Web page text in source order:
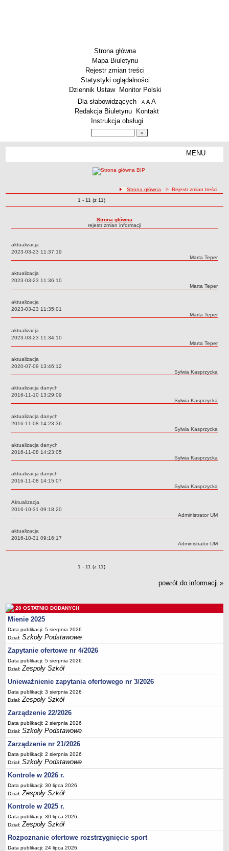
Strona główna
Mapa Biuletynu
Rejestr zmian treści
Statystyki oglądalności
Dziennik Ustaw
Monitor Polski
Menu dodatkowe
Dla słabowidzących A pomniejsz czcionkę
A standardowy rozmiar czcionki
A
Redakcja Biuletynu
Kontakt
Instrukcja obsługi
MENU
Techniczne Zakłady Naukowe
PRZEDSZKOLA
ARCHIWUM SZKÓŁ I PLACÓWEK
Zlikwidowane gimnazja
Przekształcone szkoły i placówki
Wielofunkcyjna Placówka
SPECJALNE OŚRODKI SZKOLNO-WYCHOWAWCZE
Specjalny Ośrodek nr 1
BURSA MIEJSKA
Dane podstawowe
Statut
Majątek
Godziny dyżurów
Zarządzenia
Kontrole
Sprawozdania
PORADNIE PSYCHOLOGICZNO-PEDAGOGICZNE
Zespół Poradni
BIURO FINANSÓW OŚWIATY
Dane podstawowe
Majątek
Godziny dyżurów
Kontrole
PONOWNE WYKORZYSTYWANIE
Sprawozdania
Deklaracja dostępności
DEKLARACJA DOSTĘPNOŚCI
OŚWIADCZENIA MAJĄTKOWE
OCHRONA DANYCH OSOBOWYCH
ścieżka nawigacji
Strona główna > Rejestr zmian treści
Zmiany o pozycjach
1 - 11 (z 11)
Strona główna
rejestr zmian informacji
aktualizacja
Data:
2023-03-23 11:37:19
Autor:
Marta Teper
aktualizacja
Data:
2023-03-23 11:36:10
Autor:
Marta Teper
aktualizacja
Data:
2023-03-23 11:35:01
Autor:
Marta Teper
aktualizacja
Data:
2023-03-23 11:34:10
Autor:
Marta Teper
aktualizacja
Data:
2020-07-09 13:46:12
Autor:
Sylwia Kasprzycka
aktualizacja danych
Data:
2016-11-10 13:29:09
Autor:
Sylwia Kasprzycka
aktualizacja danych
Data:
2016-11-08 14:23:36
Autor:
Sylwia Kasprzycka
aktualizacja danych
Data:
2016-11-08 14:23:05
Autor:
Sylwia Kasprzycka
aktualizacja danych
Data:
2016-11-08 14:15:07
Autor:
Sylwia Kasprzycka
Aktualizacja
Data:
2016-10-31 09:18:20
Autor:
Administrator UM
aktualizacja
Data:
2016-10-31 09:16:17
Autor:
Administrator UM
Zmiany o pozycjach
1 - 11 (z 11)
powrót do informacji »
20 OSTATNIO DODANYCH
Mienie 2025
Data publikacji: 5 sierpnia 2026
Dział:Szkoły Podstawowe
Zapytanie ofertowe nr 4/2026
Data publikacji: 5 sierpnia 2026
Dział:Zespoły Szkół
Unieważnienie zapytania ofertowego nr 3/2026
Data publikacji: 3 sierpnia 2026
Dział:Zespoły Szkół
Zarządzenie 22/2026
Data publikacji: 2 sierpnia 2026
Dział:Szkoły Podstawowe
Zarządzenie nr 21/2026
Data publikacji: 2 sierpnia 2026
Dział:Szkoły Podstawowe
Kontrole w 2026 r.
Data publikacji: 30 lipca 2026
Dział:Zespoły Szkół
Kontrole w 2025 r.
Data publikacji: 30 lipca 2026
Dział:Zespoły Szkół
Rozpoznanie ofertowe rozstrzygnięcie sport
Data publikacji: 24 lipca 2026